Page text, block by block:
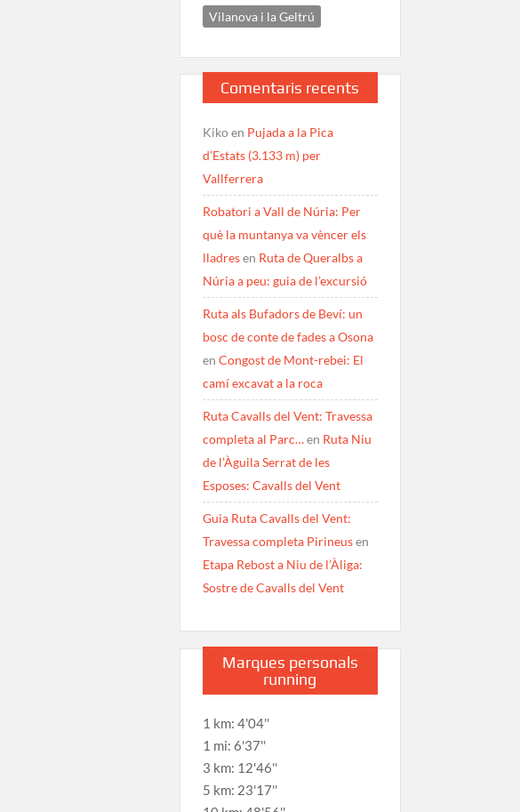
Vilanova i la Geltrú
Comentaris recents
Kikoen Pujada a la Pica
d’Estats (3.133 m) per
Vallferrera
Robatori a Vall de Núria: Per
què la muntanya va vèncer els
lladresen Ruta de Queralbs a
Núria a peu: guia de l’excursió
Ruta als Bufadors de Beví: un
bosc de conte de fades a Osona
en Congost de Mont-rebei: El
camí excavat a la roca
Ruta Cavalls del Vent: Travessa
completa al Parc…en Ruta Niu
de l’Àguila Serrat de les
Esposes: Cavalls del Vent
Guia Ruta Cavalls del Vent:
Travessa completa Pirineusen
Etapa Rebost a Niu de l’Àliga:
Sostre de Cavalls del Vent
Marques personals
running
1 km: 4'04''
1 mi: 6'37''
3 km: 12'46''
5 km: 23'17''